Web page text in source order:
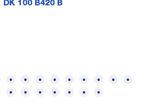
DK 100 B420 B